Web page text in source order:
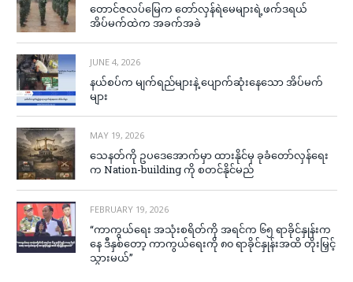
တောင်ဇလပ်မြေက တော်လှန်ရဲမေများရဲ့ဖက်ဒရယ်
အိပ်မက်ထဲက အခက်အခဲ
JUNE 4, 2026
နယ်စပ်က မျက်ရည်များနဲ့ ပျောက်ဆုံးနေသော အိပ်မက်
များ
MAY 19, 2026
သေနတ်ကို ဥပဒေအောက်မှာ ထားနိုင်မှ ခုခံတော်လှန်ရေး
က Nation-building ကို စတင်နိုင်မည်
FEBRUARY 19, 2026
“ကာကွယ်ရေး အသုံးစရိတ်ကို အရင်က ၆၅ ရာခိုင်နှုန်းက
နေ ဒီနှစ်တော့ ကာကွယ်ရေးကို ၈၀ ရာခိုင်နှုန်းအထိ တိုးမြှင့်
သွားမယ်”